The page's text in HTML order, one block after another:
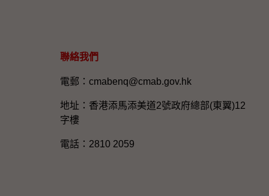
聯絡我們
電郵：cmabenq@cmab.gov.hk​
地址：香港添馬添美道2號政府總部(東翼)12
字樓
電話：2810 2059